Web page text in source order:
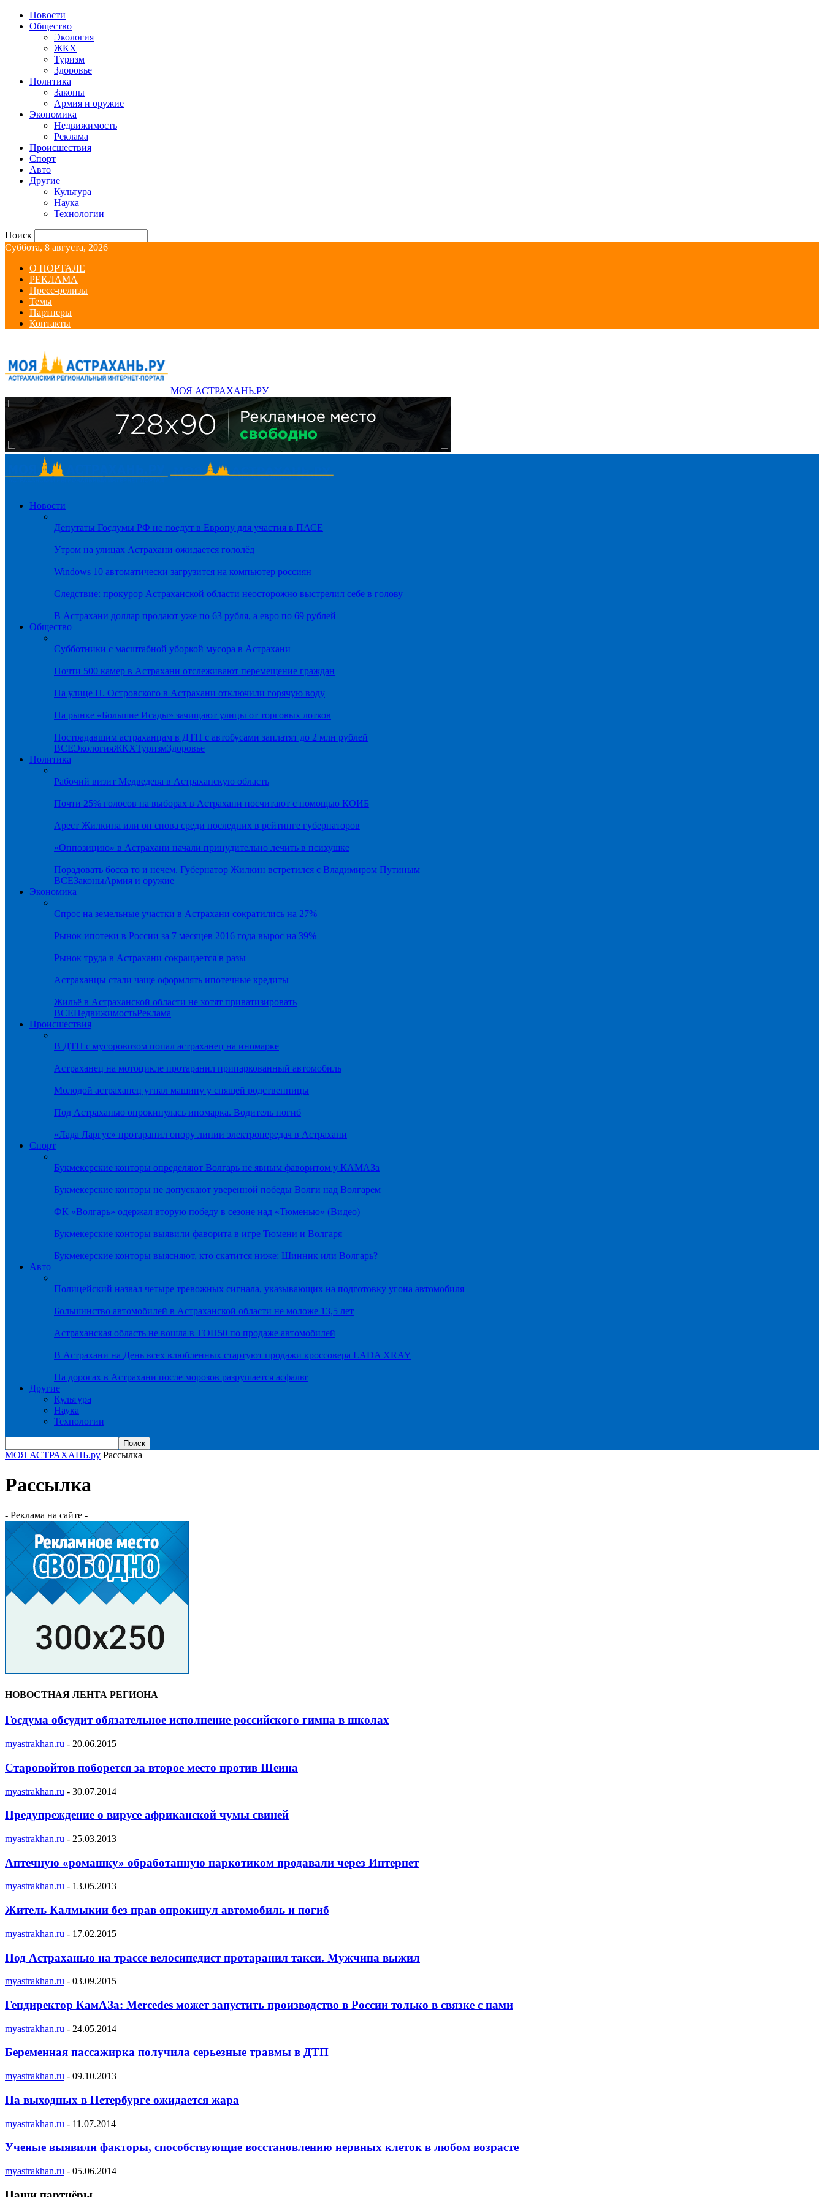
Новости
Общество
Экология
ЖКХ
Туризм
Здоровье
Политика
Законы
Армия и оружие
Экономика
Недвижимость
Реклама
Происшествия
Спорт
Авто
Другие
Культура
Наука
Технологии
Поиск
Суббота, 8 августа, 2026
О ПОРТАЛЕ
РЕКЛАМА
Пресс-релизы
Темы
Партнеры
Контакты
МОЯ АСТРАХАНЬ.РУ
Новости
Депутаты Госдумы РФ не поедут в Европу для участия в ПАСЕ
Утром на улицах Астрахани ожидается гололёд
Windows 10 автоматически загрузится на компьютер россиян
Следствие: прокурор Астраханской области неосторожно выстрелил себе в голову
В Астрахани доллар продают уже по 63 рубля, а евро по 69 рублей
Общество
Субботники с масштабной уборкой мусора в Астрахани
Почти 500 камер в Астрахани отслеживают перемещение граждан
На улице Н. Островского в Астрахани отключили горячую воду
На рынке «Большие Исады» зачищают улицы от торговых лотков
Пострадавшим астраханцам в ДТП с автобусами заплатят до 2 млн рублей
ВСЕЭкологияЖКХТуризмЗдоровье
Политика
Рабочий визит Медведева в Астраханскую область
Почти 25% голосов на выборах в Астрахани посчитают с помощью КОИБ
Арест Жилкина или он снова среди последних в рейтинге губернаторов
«Оппозицию» в Астрахани начали принудительно лечить в психушке
Порадовать босса то и нечем. Губернатор Жилкин встретился с Владимиром Путиным
ВСЕЗаконыАрмия и оружие
Экономика
Спрос на земельные участки в Астрахани сократились на 27%
Рынок ипотеки в России за 7 месяцев 2016 года вырос на 39%
Рынок труда в Астрахани сокращается в разы
Астраханцы стали чаще оформлять ипотечные кредиты
Жильё в Астраханской области не хотят приватизировать
ВСЕНедвижимостьРеклама
Происшествия
В ДТП с мусоровозом попал астраханец на иномарке
Астраханец на мотоцикле протаранил припаркованный автомобиль
Молодой астраханец угнал машину у спящей родственницы
Под Астраханью опрокинулась иномарка. Водитель погиб
«Лада Ларгус» протаранил опору линии электропередач в Астрахани
Спорт
Букмекерские конторы определяют Волгарь не явным фаворитом у КАМАЗа
Букмекерские конторы не допускают уверенной победы Волги над Волгарем
ФК «Волгарь» одержал вторую победу в сезоне над «Тюменью» (Видео)
Букмекерские конторы выявили фаворита в игре Тюмени и Волгаря
Букмекерские конторы выясняют, кто скатится ниже: Шинник или Волгарь?
Авто
Полицейский назвал четыре тревожных сигнала, указывающих на подготовку угона автомобиля
Большинство автомобилей в Астраханской области не моложе 13,5 лет
Астраханская область не вошла в ТОП50 по продаже автомобилей
В Астрахани на День всех влюбленных стартуют продажи кроссовера LADA XRAY
На дорогах в Астрахани после морозов разрушается асфальт
Другие
Культура
Наука
Технологии
МОЯ АСТРАХАНЬ.ру Рассылка
Рассылка
- Реклама на сайте -
НОВОСТНАЯ ЛЕНТА РЕГИОНА
Госдума обсудит обязательное исполнение российского гимна в школах
myastrakhan.ru - 20.06.2015
Старовойтов поборется за второе место против Шеина
myastrakhan.ru - 30.07.2014
Предупреждение о вирусе африканской чумы свиней
myastrakhan.ru - 25.03.2013
Аптечную «ромашку» обработанную наркотиком продавали через Интернет
myastrakhan.ru - 13.05.2013
Житель Калмыкии без прав опрокинул автомобиль и погиб
myastrakhan.ru - 17.02.2015
Под Астраханью на трассе велосипедист протаранил такси. Мужчина выжил
myastrakhan.ru - 03.09.2015
Гендиректор КамАЗа: Mercedes может запустить производство в России только в связке с нами
myastrakhan.ru - 24.05.2014
Беременная пассажирка получила серьезные травмы в ДТП
myastrakhan.ru - 09.10.2013
На выходных в Петербурге ожидается жара
myastrakhan.ru - 11.07.2014
Ученые выявили факторы, способствующие восстановлению нервных клеток в любом возрасте
myastrakhan.ru - 05.06.2014